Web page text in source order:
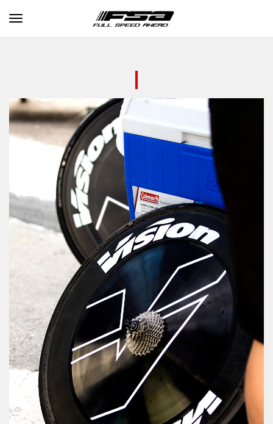
Toggle navigation